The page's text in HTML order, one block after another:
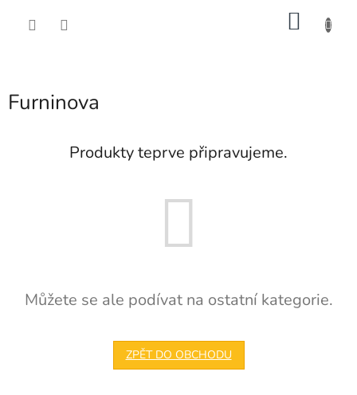
Furninova
Produkty teprve připravujeme.
Můžete se ale podívat na ostatní kategorie.
ZPĚT DO OBCHODU